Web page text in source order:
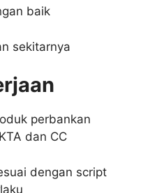
baik
sekitarnya
perbankan
dan CC
dengan script